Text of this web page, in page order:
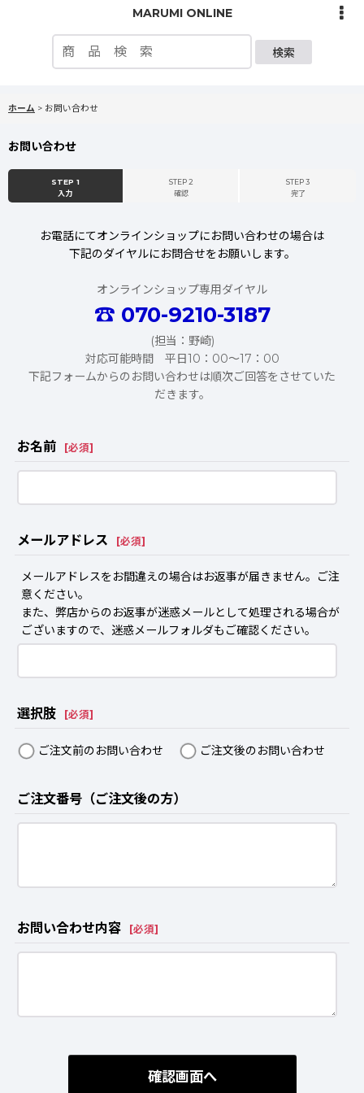
MARUMI ONLINE
検索
ホーム > お問い合わせ
お問い合わせ
STEP 1
入力
STEP 2
確認
STEP 3
完了
お電話にてオンラインショップにお問い合わせの場合は
下記のダイヤルにお問合せをお願いします。
オンラインショップ専用ダイヤル
☎ 070-9210-3187
(担当：野崎)
対応可能時間 平日10：00〜17：00
下記フォームからのお問い合わせは順次ご回答をさせていた
だきます。
お名前 [必須]
メールアドレス [必須]
メールアドレスをお間違えの場合はお返事が届きません。ご注
意ください。
また、弊店からのお返事が迷惑メールとして処理される場合が
ございますので、迷惑メールフォルダもご確認ください。
選択肢 [必須]
ご注文前のお問い合わせ ご注文後のお問い合わせ
ご注文番号（ご注文後の方）
お問い合わせ内容 [必須]
確認画面へ